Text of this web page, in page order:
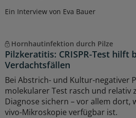
Ein Interview von Eva Bauer
Hornhautinfektion durch Pilze
Pilzkeratitis: CRISPR-Test hilft
Verdachtsfällen
Bei Abstrich- und Kultur-negativer
molekularer Test rasch und relativ
Diagnose sichern – vor allem dort,
vivo-Mikroskopie verfügbar ist.